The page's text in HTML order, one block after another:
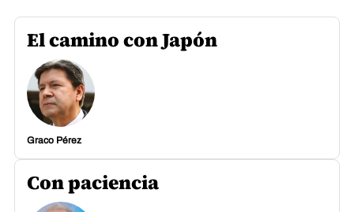
El camino con Japón
Graco Pérez
Con paciencia